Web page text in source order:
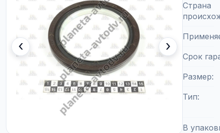
‹ ›
Страна
Срок
Размер
Тип
В